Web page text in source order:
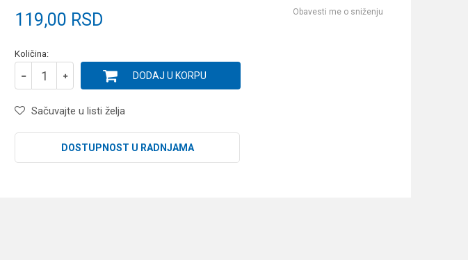
119,00 RSD Obavesti me o sniženju
Količina:
DODAJ U KORPU
Sačuvajte u listi želja
DOSTUPNOST U RADNJAMA